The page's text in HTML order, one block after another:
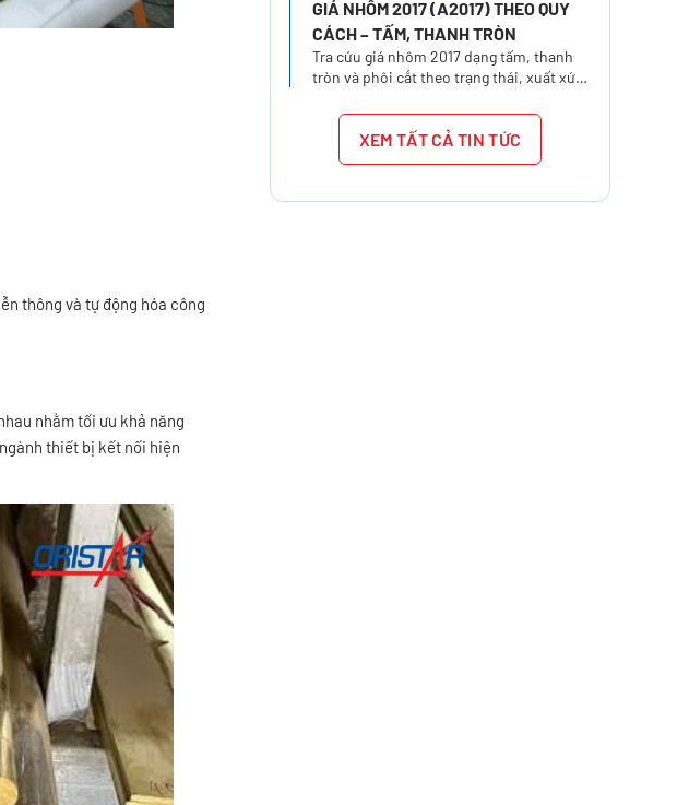
thông và tự động hóa công
nhằm tối ưu khả năng
thiết bị kết nối hiện
GIÁ NHÔM 2017 (A2017) THEO QUY
CÁCH – TẤM, THANH TRÒN
Tra cứu giá nhôm 2017 dạng tấm, thanh
tròn và phôi cắt theo trạng thái, xuất xứ,
cách tại Oristar.
XEM TẤT CẢ TIN TỨC